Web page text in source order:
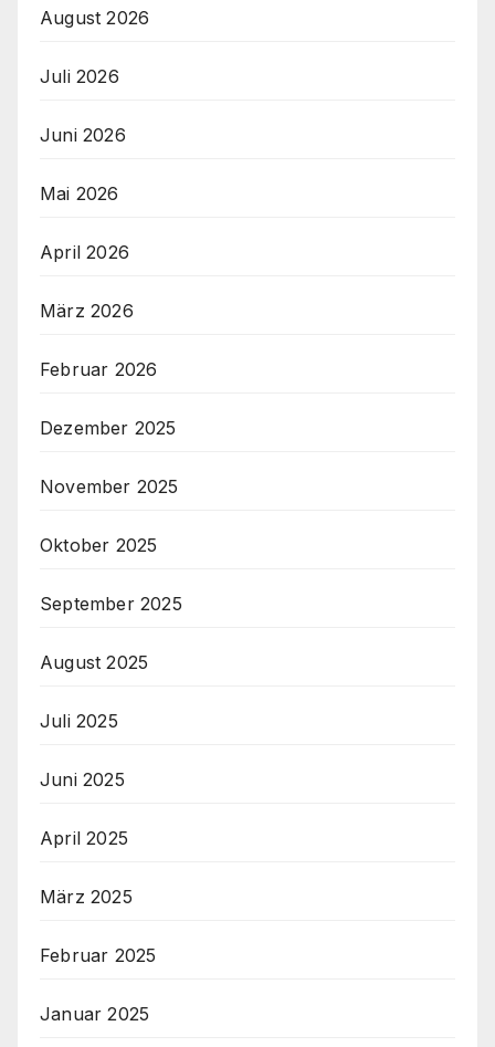
August 2026
Juli 2026
Juni 2026
Mai 2026
April 2026
März 2026
Februar 2026
Dezember 2025
November 2025
Oktober 2025
September 2025
August 2025
Juli 2025
Juni 2025
April 2025
März 2025
Februar 2025
Januar 2025